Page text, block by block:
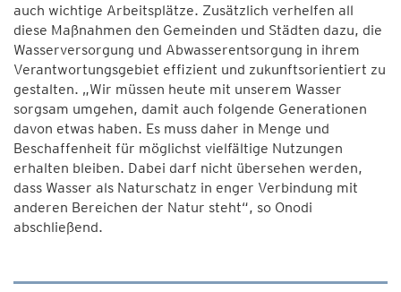
auch wichtige Arbeitsplätze. Zusätzlich verhelfen all
diese Maßnahmen den Gemeinden und Städten dazu, die
Wasserversorgung und Abwasserentsorgung in ihrem
Verantwortungsgebiet effizient und zukunftsorientiert zu
gestalten. „Wir müssen heute mit unserem Wasser
sorgsam umgehen, damit auch folgende Generationen
davon etwas haben. Es muss daher in Menge und
Beschaffenheit für möglichst vielfältige Nutzungen
erhalten bleiben. Dabei darf nicht übersehen werden,
dass Wasser als Naturschatz in enger Verbindung mit
anderen Bereichen der Natur steht“, so Onodi
abschließend.